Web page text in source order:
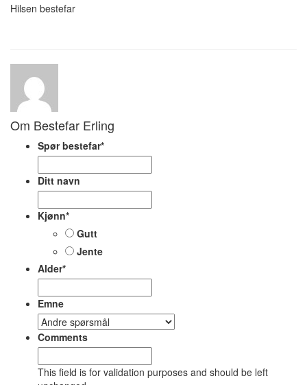
Hilsen bestefar
Om Bestefar Erling
Spør bestefar*
Ditt navn
Kjønn*
Gutt
Jente
Alder*
Emne
Comments
This field is for validation purposes and should be left